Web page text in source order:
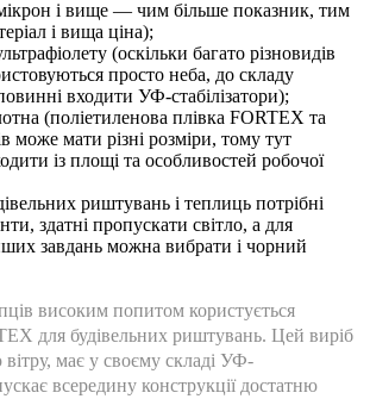
і вище — чим більше показник, тим
і вища ціна);
(оскільки багато різновидів
просто неба, до складу
входити УФ-стабілізатори);
(поліетиленова плівка FORTEX та
може мати різні розміри, тому тут
із площі та особливостей робочої
риштувань і теплиць потрібні
здатні пропускати світло, а для
завдань можна вибрати і чорний
високим попитом користується
для будівельних риштувань. Цей виріб
вітру, має у своєму складі УФ-
всередину конструкції достатню